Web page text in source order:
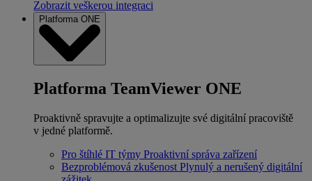
Zobrazit veškerou integraci
Platforma ONE
Platforma TeamViewer ONE
Proaktivně spravujte a optimalizujte své digitální pracoviště
v jedné platformě.
Pro štíhlé IT týmy Proaktivní správa zařízení
Bezproblémová zkušenost Plynulý a nerušený digitální